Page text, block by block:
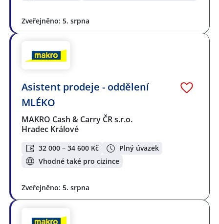
Zveřejněno: 5. srpna
Asistent prodeje - oddělení
MLÉKO
MAKRO Cash & Carry ČR s.r.o.
Hradec Králové
32 000 – 34 600 Kč
Plný úvazek
Vhodné také pro cizince
Zveřejněno: 5. srpna